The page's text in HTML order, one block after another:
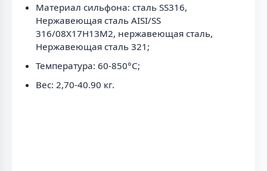
Материал сильфона: сталь SS316,
Нержавеющая сталь AISI/SS
316/08Х17Н13М2, нержавеющая сталь,
Нержавеющая сталь 321;
Температура: 60-850°С;
Вес: 2,70-40.90 кг.